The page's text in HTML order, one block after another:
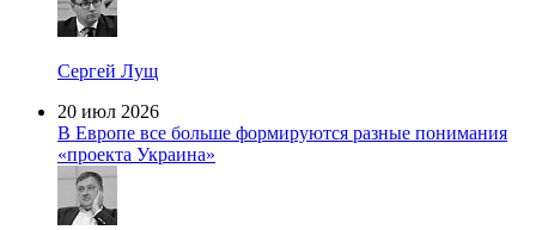
Сергей Лущ
20 июл 2026
В Европе все больше формируются разные понимания
«проекта Украина»